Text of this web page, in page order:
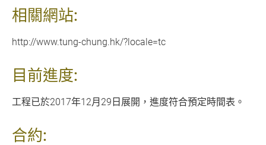
相關網站:
http://www.tung-chung.hk/?locale=tc
目前進度:
工程已於2017年12月29日展開，進度符合預定時間表。
合約: